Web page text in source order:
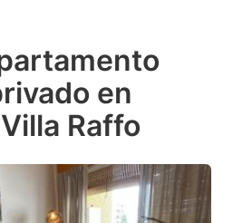
en
Raffo